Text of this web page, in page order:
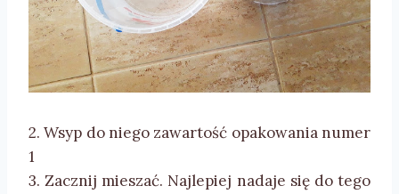
2. Wsyp do niego zawartość opakowania numer
1
3. Zacznij mieszać. Najlepiej nadaje się do tego